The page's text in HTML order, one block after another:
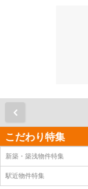
こだわり特集
新築・築浅物件特集
駅近物件特集